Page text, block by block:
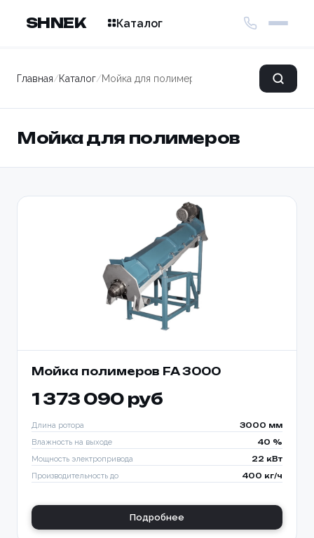
SHNEK Каталог
Главная/Каталог/Мойка для полимеров
Мойка для полимеров
Мойка полимеров FA 3000
1 373 090 руб
Длина ротора 3000 мм
Влажность на выходе 40 %
Мощность электропривода 22 кВт
Производительность до 400 кг/ч
Подробнее